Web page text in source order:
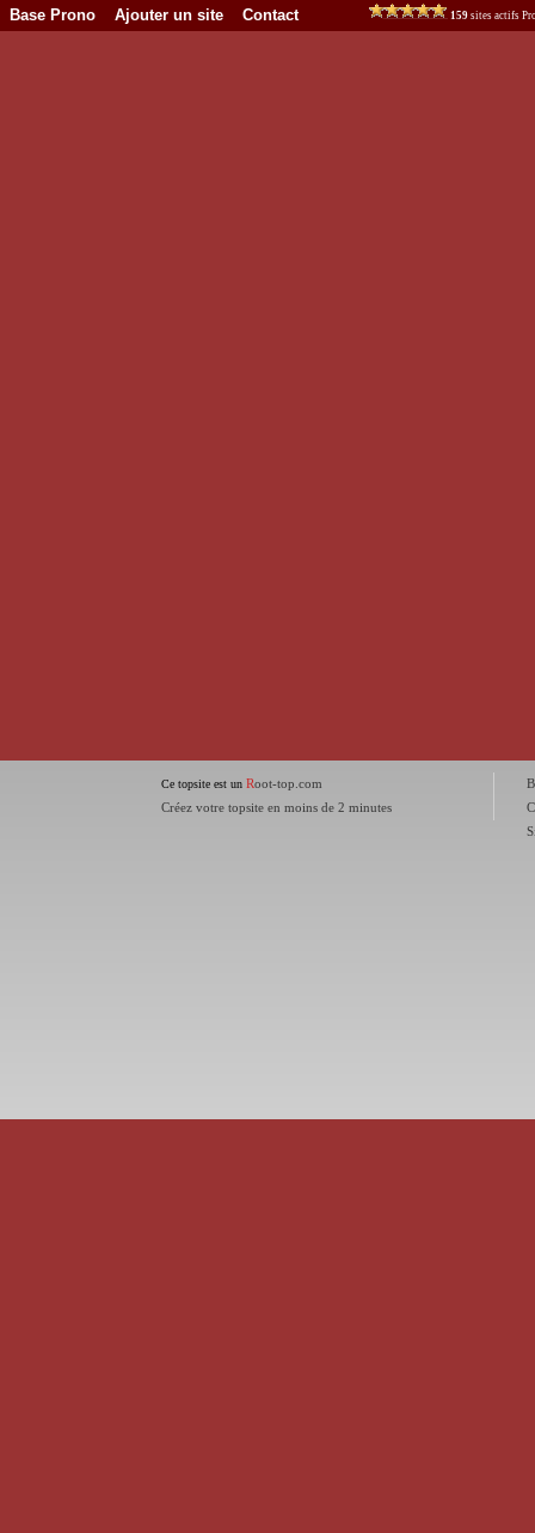
Base Prono Ajouter un site Contact 159 sites actifs
Ce topsite est un Root-top.com
Créez votre topsite en moins de 2 minutes